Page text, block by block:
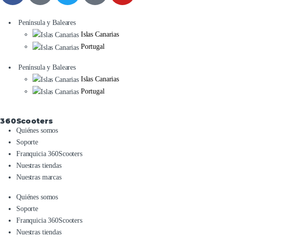
Península y Baleares
Islas Canarias
Portugal
Península y Baleares
Islas Canarias
Portugal
360Scooters
Quiénes somos
Soporte
Franquicia 360Scooters
Nuestras tiendas
Nuestras marcas
Quiénes somos
Soporte
Franquicia 360Scooters
Nuestras tiendas